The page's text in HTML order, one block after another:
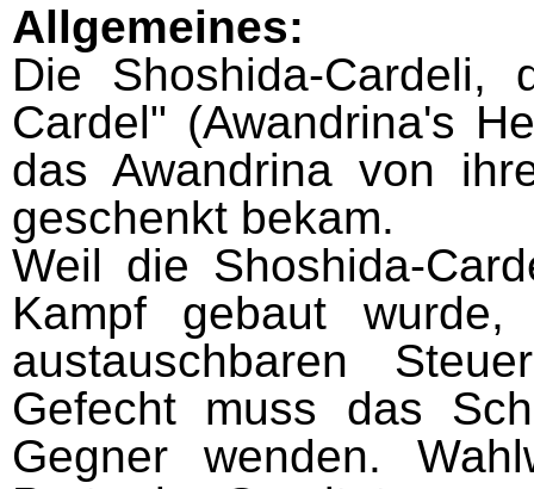
Allgemeines:
Die Shoshida-
Cardel" (Awandrina's
das Awandrina von
geschenkt bekam.
Weil die Shoshida-
Kampf gebaut
austauschbaren
Gefecht muss das
Gegner wenden.